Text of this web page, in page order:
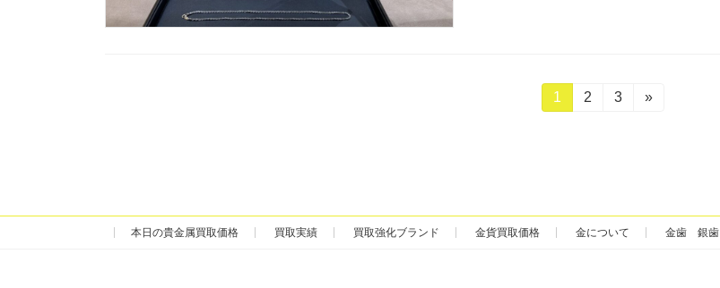
ー
固
定
1
固
2
固
3 »
本日の貴金属買取価格 買取実績 買取強化ブランド 金貨買取価格 金について 金歯 銀歯